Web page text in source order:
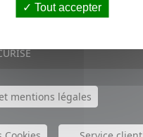
mentions légales
Tout accepter